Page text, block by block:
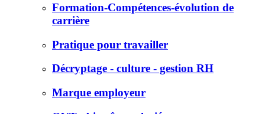
Formation-Compétences-évolution de
carrière
Pratique pour travailler
Décryptage - culture - gestion RH
Marque employeur